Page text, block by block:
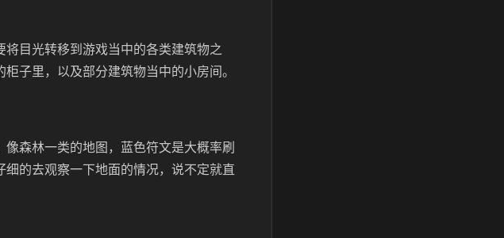
目光转移到游戏当中的各类建筑物之
子里，以及部分建筑物当中的小房间。
森林一类的地图，蓝色符文是大概率刷
的去观察一下地面的情况，说不定就直